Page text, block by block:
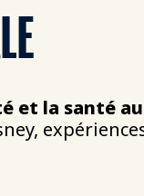
et la santé